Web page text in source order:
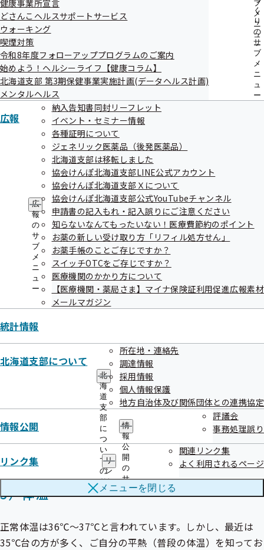
ブ
メ
ニ
ュ
ー
く
り
の
サ
ブ
メ
ニ
ュ
ー
健康事業所宣言
どさんこヘルスサポートサービス
ウォーキング
喫煙対策
令和8年度フォローアッププログラムのご案内
始めよう！ヘルシーライフ【健康コラム】
北海道支部 第3期保健事業実施計画(データヘルス計画)
メンタルヘルス
広報
広
報
の
サ
ブ
メ
ニ
ュ
ー
納入告知書同封リーフレット
イベント・セミナー情報
各種証明について
ジェネリック医薬品（後発医薬品）
北海道支部は移転しました
協会けんぽ北海道支部LINE公式アカウント
協会けんぽ北海道支部Ｘについて
協会けんぽ北海道支部公式YouTubeチャンネル
申請書の記入もれ・記入誤りにご注意ください
知らないなんてもったいない！医療費節約のポイント
お薬の新しい受け取り方「リフィル処方せん」
お薬手帳のことご存じですか？
スイッチOTCをご存じですか？
医療機関のかかり方について
【医療機関・薬局さま】マイナ保険証利用促進広報素材
メールマガジン
統計情報
北海道支部について
北
海
道
支
部
に
つ
い
て
の
サ
ブ
ュ
所在地・連絡先
調達情報
採用情報
個人情報保護
地方自治体及び関係団体との連携協定
情報公開
情
報
公
開
の
サ
ブ
メ
ュ
ー
評議会
事務処理誤り
リンク集
リ
ン
ク
集
ブ
メ
ニ
関連リンク集
よく利用されるページ
メニューを閉じる
高くでますので、注意が必要です。お話をしていると血圧が
上がるので、静かな状態で、話をしないで測定します。正常
値は上が135mmHg未満、下が85mmHg未満となっていま
すが、2025年日本高血圧学会が最新の治療のガイドライン
を公表し、75歳未満の方は、最高血圧が140mmHg以上、最
低血圧が90mmHg以上を高血圧症とし、75歳以上の方は、
血圧の目標を最高血圧が130未満、最低血圧が80未満として
おります。かかりつけの先生がいましたら、よく相談をして
2）脈拍
自動血圧計で測定されます。正常値は1分間に60～80回程度
ですが、50台でも心配はありません。いつも90以上ある場
合には注意が必要ですので、かかりつけの先生に相談をしま
しょう。40回以下の場合も注意が必要ですので、かかりつけ
の先生に相談をしましょう。30台の場合は深刻ですので、循
環器の先生に相談しましょう。自動血圧計で測定不可と出る
場合は、不整脈の場合が多いので、かかりつけの先生に相談
をしましょう。危険ではない不整脈と、致死性の不整脈や脳
卒中の危険がある不整脈もあります。
3）体温
正常体温は36℃～37℃と言われています。しかし、最近は
35℃台の方が多く、ご自分の平熱（普段の体温）を知ってお